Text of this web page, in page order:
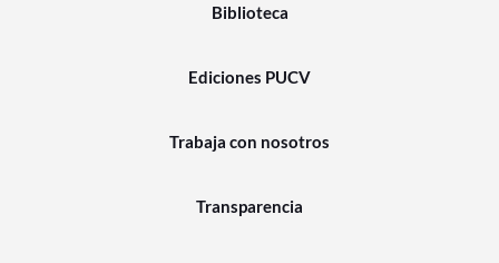
Biblioteca
Ediciones PUCV
Trabaja con nosotros
Transparencia